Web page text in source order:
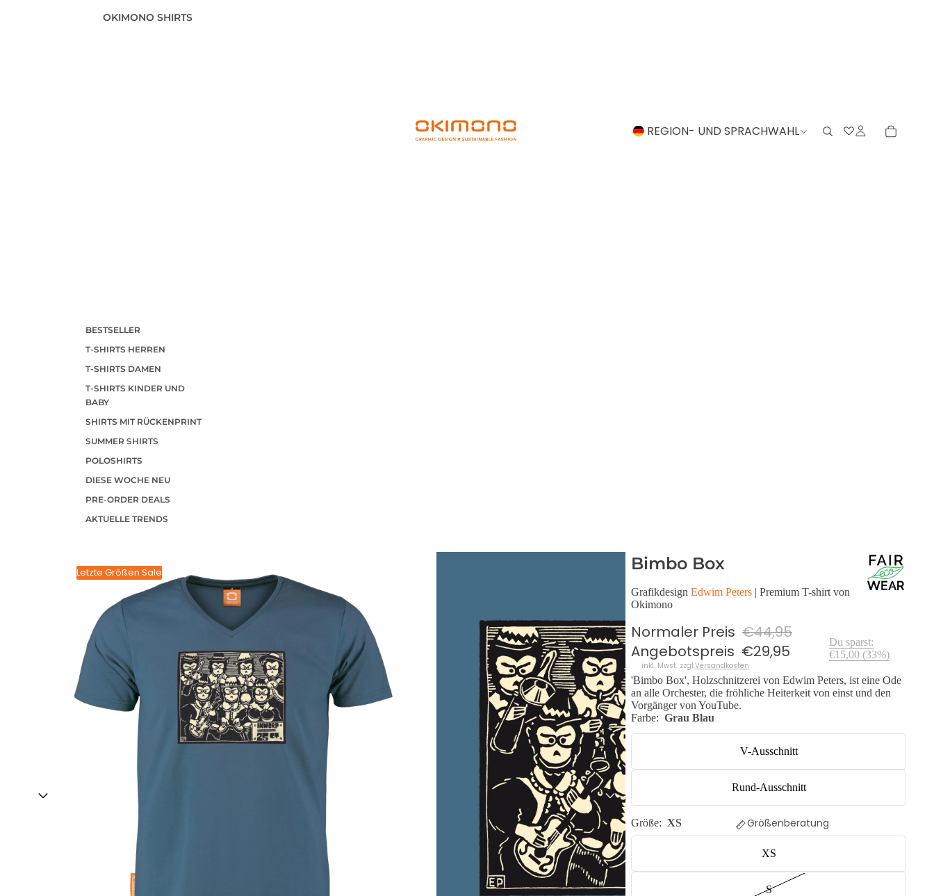
OKIMONO SHIRTS
BESTSELLER
T-SHIRTS HERREN
T-SHIRTS DAMEN
T-SHIRTS KINDER UND
BABY
SHIRTS MIT RÜCKENPRINT
SUMMER SHIRTS
POLOSHIRTS
DIESE WOCHE NEU
PRE-ORDER DEALS
AKTUELLE TRENDS
REGION- UND SPRACHWAHL
Letzte Größen Sale Bimbo Box
Grafikdesign Edwim Peters | Premium T-shirt von
Okimono
Normaler Preis €44,95
Angebotspreis €29,95
inkl. Mwst. zzgl.Versandkosten
Du sparst:
€15,00 (33%)
'Bimbo Box', Holzschnitzerei von Edwim Peters, ist eine Ode
an alle Orchester, die fröhliche Heiterkeit von einst und den
Vorgänger von YouTube.
Farbe: Grau Blau
V-Ausschnitt
Rund-Ausschnitt
Größe: XS Größenberatung
XS
S